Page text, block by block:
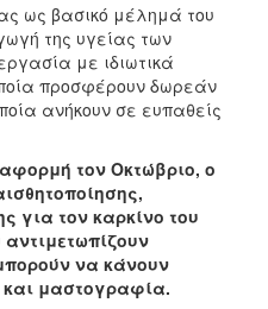
ως βασικό μέλημά του
της υγείας των
με ιδιωτικά
προσφέρουν δωρεάν
ανήκουν σε ευπαθείς
τον Οκτώβριο, ο
για τον καρκίνο του
να κάνουν
μαστογραφία.